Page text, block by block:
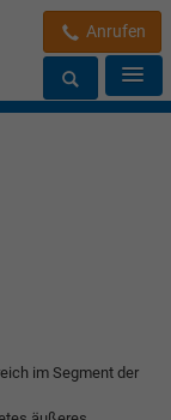
Anrufen
im Segment der